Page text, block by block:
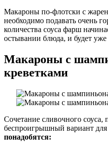
Макароны по-флотски с
необходимо подавать очень
количества соуса фарш
остывании блюда, и будет уже
Макароны с
креветками
Сочетание сливочного соуса,
беспроигрышный вариант
понадобятся: